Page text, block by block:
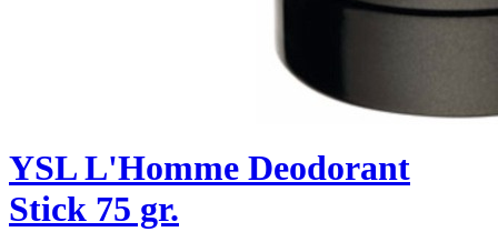
YSL L'Homme Deodorant
Stick 75 gr.